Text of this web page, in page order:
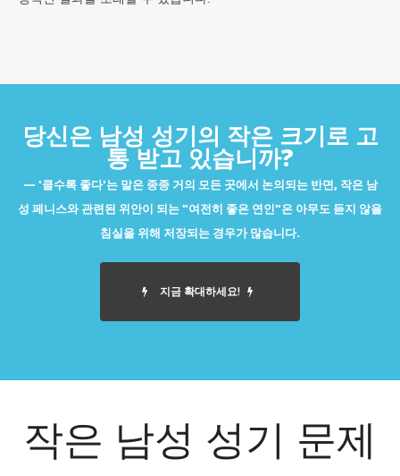
당신은 남성 성기의 작은 크기로 고
통 받고 있습니까?
'클수록 좋다'는 말은 종종 거의 모든 곳에서 논의되는 반면, 작은 남
성 페니스와 관련된 위안이 되는 "여전히 좋은 연인"은 아무도 듣지 않을
침실을 위해 저장되는 경우가 많습니다.
지금 확대하세요!
작은 남성 성기 문제